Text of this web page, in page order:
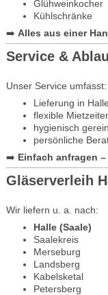
Glühweinkocher
Kühlschränke
➡️ Alles aus einer
Service &
Unser Service umfasst:
Lieferung in
flexible
hygienisch
persönliche
➡️ Einfach anfragen
Gläserverleih
Wir liefern u. a. nach:
Halle (Saale)
Saalekreis
Merseburg
Landsberg
Kabelsketal
Petersberg